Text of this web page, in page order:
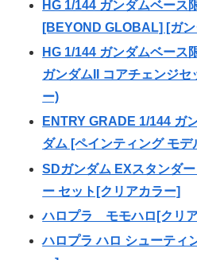
HG 1/144 ガンダムベース
[BEYOND GLOBAL] [ガ
HG 1/144 ガンダムベース
ガンダムII コアチェンジセ
ー)
ENTRY GRADE 1/144 ガ
ダム [ペインティング モデ
SDガンダム EXスタンダ
ー セット[クリアカラー]
ハロプラ モモハロ[クリ
ハロプラ ハロ シューティ